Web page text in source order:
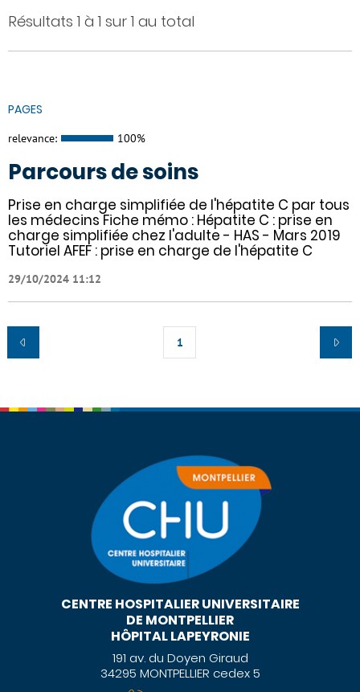
Résultats 1 à 1 sur 1 au total
PAGES
relevance: 100%
Parcours de soins
Prise en charge simplifiée de l'hépatite C par tous
les médecins Fiche mémo : Hépatite C : prise en
charge simplifiée chez l'adulte - HAS - Mars 2019
Tutoriel AFEF : prise en charge de l'hépatite C
29/10/2024 11:12
1
CENTRE HOSPITALIER UNIVERSITAIRE
DE MONTPELLIER
HÔPITAL LAPEYRONIE
191 av. du Doyen Giraud
34295 MONTPELLIER cedex 5